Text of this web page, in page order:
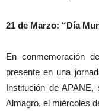
21 de Marzo: “Día
En conmemoración
presente en una
Institución de
Almagro, el miércoles